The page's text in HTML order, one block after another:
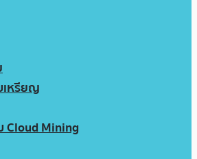
เหรียญ
Cloud Mining